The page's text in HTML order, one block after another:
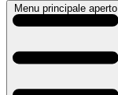
Menu principale aperto